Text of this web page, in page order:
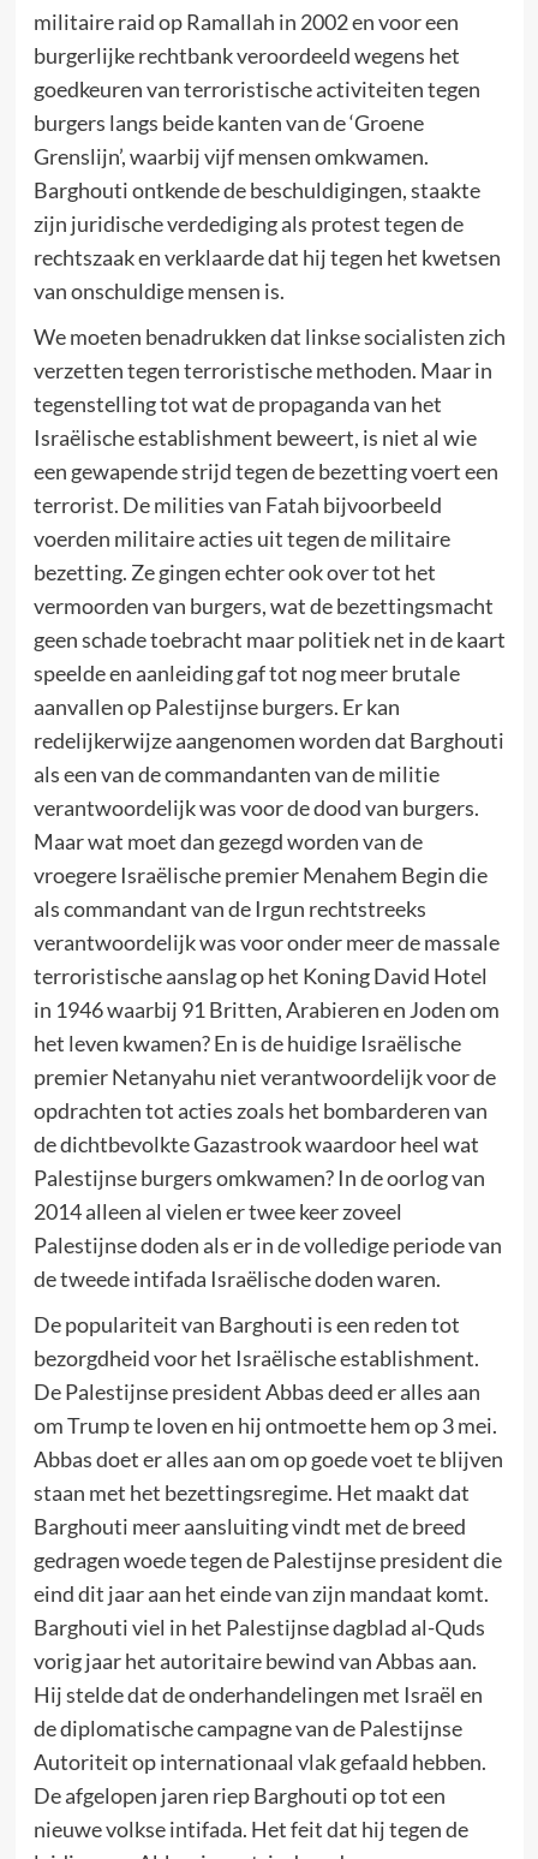
militaire raid op Ramallah in 2002 en voor een
burgerlijke rechtbank veroordeeld wegens het
goedkeuren van terroristische activiteiten tegen
burgers langs beide kanten van de ‘Groene
Grenslijn’, waarbij vijf mensen omkwamen.
Barghouti ontkende de beschuldigingen, staakte
zijn juridische verdediging als protest tegen de
rechtszaak en verklaarde dat hij tegen het kwetsen
van onschuldige mensen is.
We moeten benadrukken dat linkse socialisten zich
verzetten tegen terroristische methoden. Maar in
tegenstelling tot wat de propaganda van het
Israëlische establishment beweert, is niet al wie
een gewapende strijd tegen de bezetting voert een
terrorist. De milities van Fatah bijvoorbeeld
voerden militaire acties uit tegen de militaire
bezetting. Ze gingen echter ook over tot het
vermoorden van burgers, wat de bezettingsmacht
geen schade toebracht maar politiek net in de kaart
speelde en aanleiding gaf tot nog meer brutale
aanvallen op Palestijnse burgers. Er kan
redelijkerwijze aangenomen worden dat Barghouti
als een van de commandanten van de militie
verantwoordelijk was voor de dood van burgers.
Maar wat moet dan gezegd worden van de
vroegere Israëlische premier Menahem Begin die
als commandant van de Irgun rechtstreeks
verantwoordelijk was voor onder meer de massale
terroristische aanslag op het Koning David Hotel
in 1946 waarbij 91 Britten, Arabieren en Joden om
het leven kwamen? En is de huidige Israëlische
premier Netanyahu niet verantwoordelijk voor de
opdrachten tot acties zoals het bombarderen van
de dichtbevolkte Gazastrook waardoor heel wat
Palestijnse burgers omkwamen? In de oorlog van
2014 alleen al vielen er twee keer zoveel
Palestijnse doden als er in de volledige periode van
de tweede intifada Israëlische doden waren.
De populariteit van Barghouti is een reden tot
bezorgdheid voor het Israëlische establishment.
De Palestijnse president Abbas deed er alles aan
om Trump te loven en hij ontmoette hem op 3 mei.
Abbas doet er alles aan om op goede voet te blijven
staan met het bezettingsregime. Het maakt dat
Barghouti meer aansluiting vindt met de breed
gedragen woede tegen de Palestijnse president die
eind dit jaar aan het einde van zijn mandaat komt.
Barghouti viel in het Palestijnse dagblad al-Quds
vorig jaar het autoritaire bewind van Abbas aan.
Hij stelde dat de onderhandelingen met Israël en
de diplomatische campagne van de Palestijnse
Autoriteit op internationaal vlak gefaald hebben.
De afgelopen jaren riep Barghouti op tot een
nieuwe volkse intifada. Het feit dat hij tegen de